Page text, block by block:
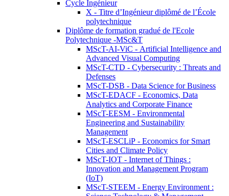
Cycle Ingénieur
X - Titre d’Ingénieur diplômé de l’École
polytechnique
Diplôme de formation gradué de l'Ecole
Polytechnique -MSc&T
MScT-AI-ViC - Artificial Intelligence and
Advanced Visual Computing
MScT-CTD - Cybersecurity : Threats and
Defenses
MScT-DSB - Data Science for Business
MScT-EDACF - Economics, Data
Analytics and Corporate Finance
MScT-EESM - Environmental
Engineering and Sustainability
Management
MScT-ESCLiP - Economics for Smart
Cities and Climate Policy
MScT-IOT - Internet of Things :
Innovation and Management Program
(IoT)
MScT-STEEM - Energy Environment :